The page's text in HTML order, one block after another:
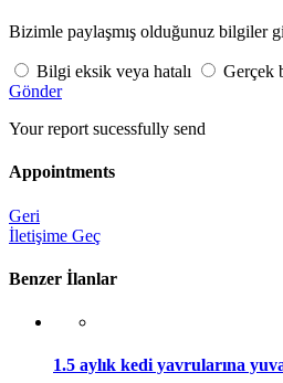
Bizimle paylaşmış olduğunuz bilgiler
Bilgi eksik veya hatalı Gerçek
Gönder
Your report sucessfully send
Appointments
Geri
İletişime Geç
Benzer İlanlar
1.5 aylık kedi yavrularına